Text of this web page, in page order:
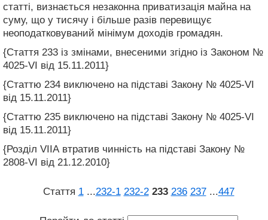
статті, визнається незаконна приватизація майна на
суму, що у тисячу і більше разів перевищує
неоподатковуваний мінімум доходів громадян.
{Стаття 233 із змінами, внесеними згідно із Законом №
4025-VI від 15.11.2011}
{Статтю 234 виключено на підставі Закону № 4025-VI
від 15.11.2011}
{Статтю 235 виключено на підставі Закону № 4025-VI
від 15.11.2011}
{Розділ VIIА втратив чинність на підставі Закону №
2808-VI від 21.12.2010}
Стаття 1 ...232‑1 232‑2 233 236 237 ...447